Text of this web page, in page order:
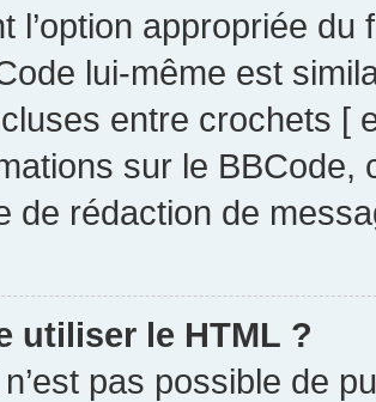
l’option appropriée
lui-même est
entre crochets [
sur le
de rédaction de
utiliser le HTML ?
pas possible de